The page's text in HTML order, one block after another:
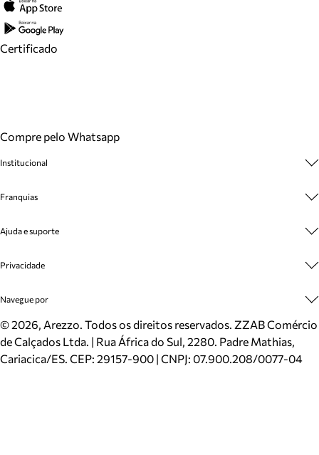
Certificado
Compre pelo Whatsapp
Institucional
Cashback
Venda Corporativa
Mapa do Site
Inverno
Mundo Arezzo
Franquias
Plano de Negócio
Ajuda e suporte
Cadastro
Meus Pedidos
Trocas e Devoluções
Cartão Presente
Localizador de lojas
Privacidade
Politica e Privacidade
Navegue por
Sapatos
Bolsas
Scarpins
©2026, Arezzo. Todos os direitos reservados. ZZAB Comércio
de Calçados Ltda. | Rua África do Sul, 2280. Padre Mathias,
Cariacica/ES. CEP: 29157-900 | CNPJ: 07.900.208/0077-04